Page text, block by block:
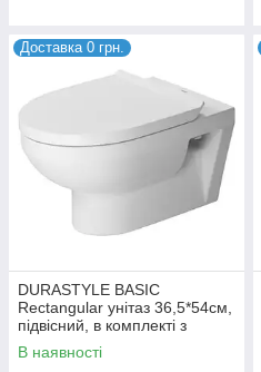
Доставка 0 грн.
DURASTYLE BASIC
Rectangular унітаз 36,5*54см,
підвісний, в комплекті з
сидінням з автомат.
закриванням
В наявності